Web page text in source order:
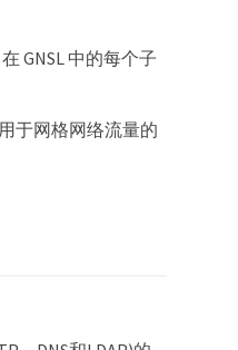
GNSL 中的每个子
于网格网络流量的